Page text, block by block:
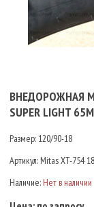
ВНЕДОРОЖНАЯ
SUPER LIGHT
Размер: 120/90-18
Артикул: Mitas XT-754
Наличие: Нет в наличии